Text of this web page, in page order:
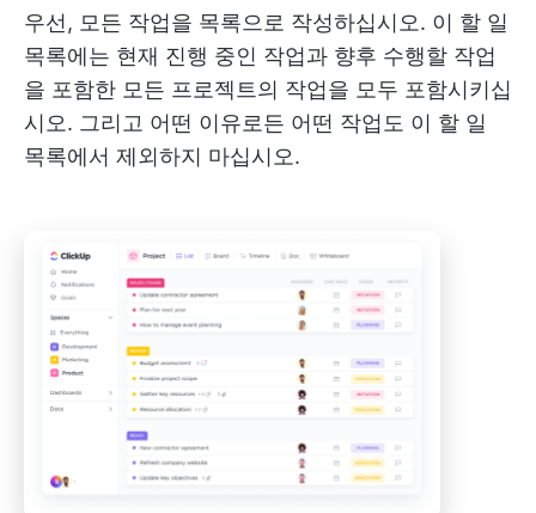
우선, 모든 작업을 목록으로 작성하십시오. 이 할 일
목록에는 현재 진행 중인 작업과 향후 수행할 작업
을 포함한 모든 프로젝트의 작업을 모두 포함시키십
시오. 그리고 어떤 이유로든 어떤 작업도 이 할 일
목록에서 제외하지 마십시오.